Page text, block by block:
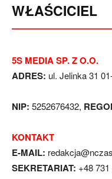
WŁAŚCICIEL
5S MEDIA SP. Z O.O.
ADRES: ul. Jelinka 31
NIP: 5252676432,
KONTAKT
E-MAIL:
SEKRETARIAT: +48